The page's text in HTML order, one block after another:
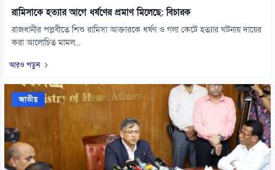
রামিসাকে হত্যার আগে ধর্ষণের প্রমাণ মিলেছে: বিচারক
রাজধানীর পল্লবীতে শিশু রামিসা আক্তারকে ধর্ষণ ও গলা কেটে হত্যার ঘটনায় দায়ের
করা আলোচিত মামল...
আরও পড়ুন
জাতীয়